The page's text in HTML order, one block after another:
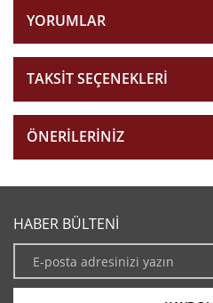
YORUMLAR
TAKSIT SEÇENEKLERI
ÖNERILERINIZ
HABER BÜLTENİ